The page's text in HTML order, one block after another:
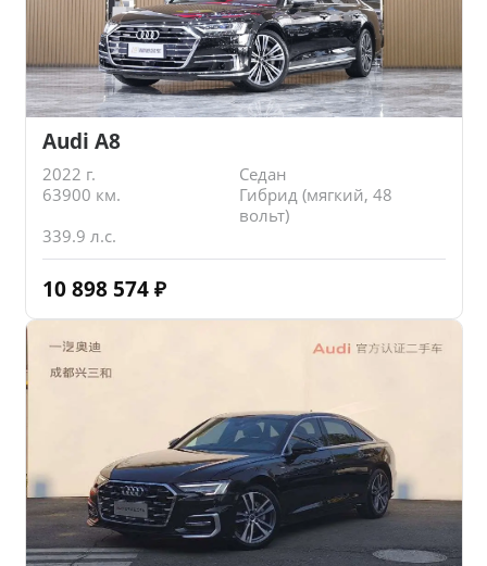
Audi A8
2022 г.
Седан
63900 км.
Гибрид (мягкий, 48
вольт)
339.9 л.с.
10 898 574 ₽